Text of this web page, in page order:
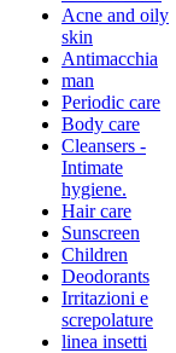
Acne and oily
skin
Antimacchia
man
Periodic care
Body care
Cleansers -
Intimate
hygiene.
Hair care
Sunscreen
Children
Deodorants
Irritazioni e
screpolature
linea insetti